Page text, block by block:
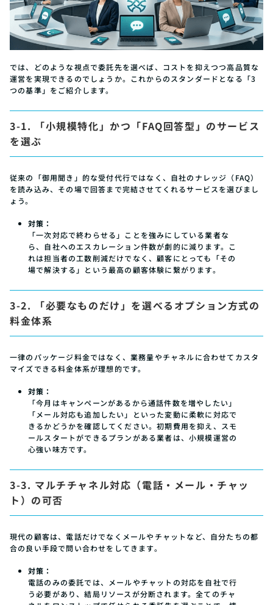
では、どのような視点で委託先を選べば、コストを抑えつつ高品質な
運営を実現できるのでしょうか。これからのスタンダードとなる「3
つの基準」をご紹介します。
3-1. 「小規模特化」かつ「FAQ回答型」のサービス
を選ぶ
従来の「御用聞き」的な受付代行ではなく、自社のナレッジ（FAQ）
を読み込み、その場で回答まで完結させてくれるサービスを選びまし
ょう。
対策：
「一次対応で終わらせる」ことを強みにしている業者な
ら、自社へのエスカレーション件数が劇的に減ります。こ
れは担当者の工数削減だけでなく、顧客にとっても「その
場で解決する」という最高の顧客体験に繋がります。
3-2. 「必要なものだけ」を選べるオプション方式の
料金体系
一律のパッケージ料金ではなく、業務量やチャネルに合わせてカスタ
マイズできる料金体系が理想的です。
対策：
「今月はキャンペーンがあるから通話件数を増やしたい」
「メール対応も追加したい」といった変動に柔軟に対応で
きるかどうかを確認してください。初期費用を抑え、スモ
ールスタートができるプランがある業者は、小規模運営の
心強い味方です。
3-3. マルチチャネル対応（電話・メール・チャッ
ト）の可否
現代の顧客は、電話だけでなくメールやチャットなど、自分たちの都
合の良い手段で問い合わせをしてきます。
対策：
電話のみの委託では、メールやチャットの対応を自社で行
う必要があり、結局リソースが分断されます。全てのチャ